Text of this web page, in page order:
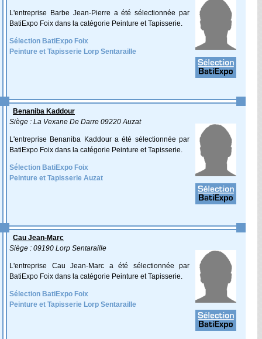
L'entreprise Barbe Jean-Pierre a été sélectionnée par
BatiExpo Foix dans la catégorie Peinture et Tapisserie.
Sélection BatiExpo Foix
Peinture et Tapisserie Lorp Sentaraille
Benaniba Kaddour
Siège : La Vexane De Darre 09220 Auzat
L'entreprise Benaniba Kaddour a été sélectionnée par
BatiExpo Foix dans la catégorie Peinture et Tapisserie.
Sélection BatiExpo Foix
Peinture et Tapisserie Auzat
Cau Jean-Marc
Siège : 09190 Lorp Sentaraille
L'entreprise Cau Jean-Marc a été sélectionnée par
BatiExpo Foix dans la catégorie Peinture et Tapisserie.
Sélection BatiExpo Foix
Peinture et Tapisserie Lorp Sentaraille